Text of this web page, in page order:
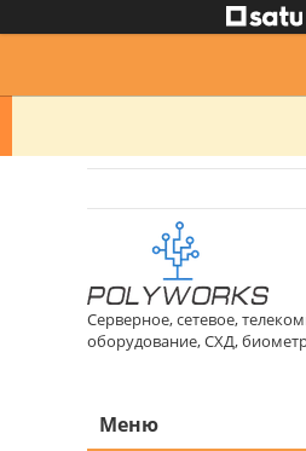
Серверное, сетевое,
оборудование, СХД,